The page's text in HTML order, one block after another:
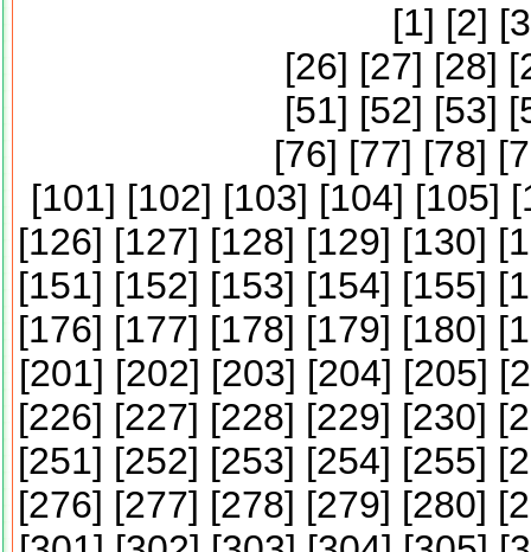
[1] [2] [3
[26] [27] [28] [
[51] [52] [53] [
[76] [77] [78] [
[101] [102] [103] [104] [105] [
[126] [127] [128] [129] [130] [
[151] [152] [153] [154] [155] [
[176] [177] [178] [179] [180] [
[201] [202] [203] [204] [205] [
[226] [227] [228] [229] [230] [
[251] [252] [253] [254] [255] [
[276] [277] [278] [279] [280] [